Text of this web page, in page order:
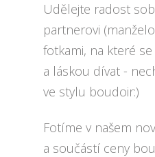
Udělejte radost
partnerovi
fotkami, na které
a láskou dívat -
ve stylu boudoir:)
Fotíme v našem
a součástí ceny